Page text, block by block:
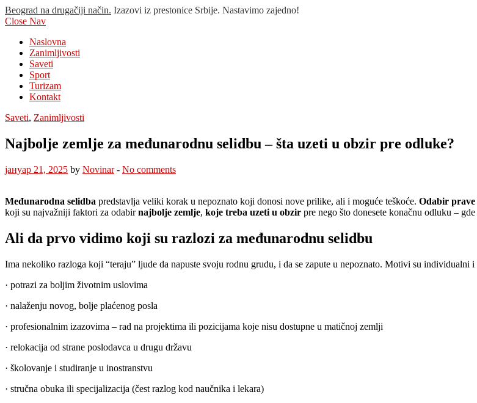
Beograd na drugačiji način. Izazovi iz prestonice Srbije. Nastavimo zajedno!
Close Nav
Naslovna
Zanimljivosti
Saveti
Sport
Turizam
Kontakt
Saveti, Zanimljivosti
Najbolje zemlje za međunarodnu selidbu – šta uzeti u obzir pre odluke?
јануар 21, 2025 by Novinar- No comments
Međunarodna selidba predstavlja veliki korak u nepoznato koji donosi nove prilike, ali i moguće teškoće. Odabir prave
koji su najvažniji faktori za odabirnajbolje zemlje, koje treba uzeti u obzir pre nego što donesete konačnu odluku –
Ali da prvo vidimo koji su razlozi za međunarodnu selidbu
Ima nekoliko razloga koji “teraju” ljude da napuste svoju rodnu grudu, i da se zapute u nepoznato. Motivi su
· potrazi za boljim životnim uslovima
· nalaženju novog, bolje plaćenog posla
· profesionalnim izazovima – rad na projektima ili pozicijama koje nisu dostupne u matičnoj zemlji
· relokacija od strane poslodavca u drugu državu
· školovanje i studiranje u inostranstvu
· stručna obuka ili specijalizacija (čest razlog kod naučnika i lekara)